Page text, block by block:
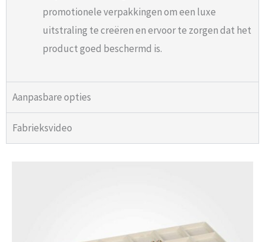
promotionele verpakkingen om een ​​luxe
uitstraling te creëren en ervoor te zorgen dat het
product goed beschermd is.
Aanpasbare opties
Fabrieksvideo